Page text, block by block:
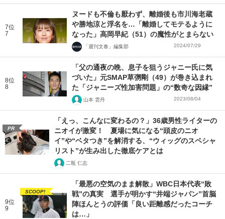
7位
7
ヌードも不倫も厭わず、離婚後も市川海老蔵
や勝地涼と浮名を…「離婚してモテるように
なった」高岡早紀（51）の魔性がとまらない
「週刊文春」編集部 2024/07/29
8位
8
「父の通夜の晩、息子を狙うジャニー氏に気
づいた」元SMAP草彅剛（49）が巻き込まれ
た「ジャニーズ性加害問題」の“数奇な因縁”
山本 雲丹 2023/08/04
PR
「えっ、こんなに変わるの？」36歳男性ライターの
ニオイが激変！ 夏場に気になる“頭皮のニオ
イ”や“ベタつき”を解消する、“ウィッグのスペシャ
リスト”が生み出した徹底ケアとは
二瓶 仁志
9位
9
SCOOP!
「最悪の空気のまま解散」WBC日本代表“敗
戦”の真実 選手が明かす“井端ジャパン”首脳
陣ほんとうの評価「良い距離感だったコーチ
は…」